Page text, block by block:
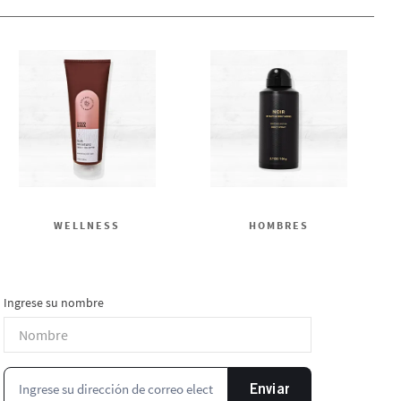
WELLNESS HOMBRES
Ingrese su nombre
Enviar